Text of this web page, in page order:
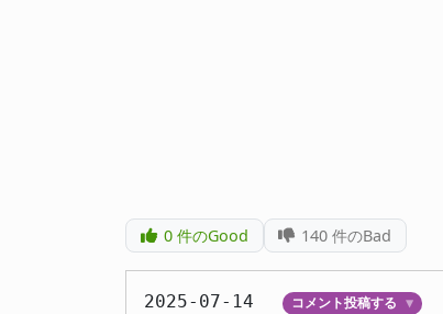
0件のGood 140 件のBad
2025-07-14 コメント投稿する ▼